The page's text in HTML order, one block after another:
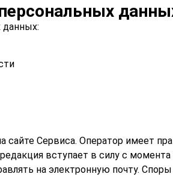
сайте Сервиса. Оператор имеет
вступает в силу с момента
на электронную почту. Споры